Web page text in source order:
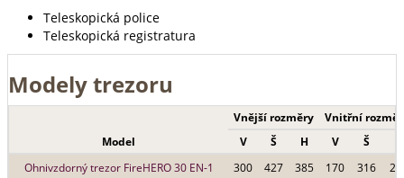
Teleskopická police
Teleskopická registratura
Modely trezoru
Model
Vnější rozměry
Vnitřní
V
Š H V Š
Ohnivzdorný trezor FireHERO 30 EN-1
300 427 385 170 316